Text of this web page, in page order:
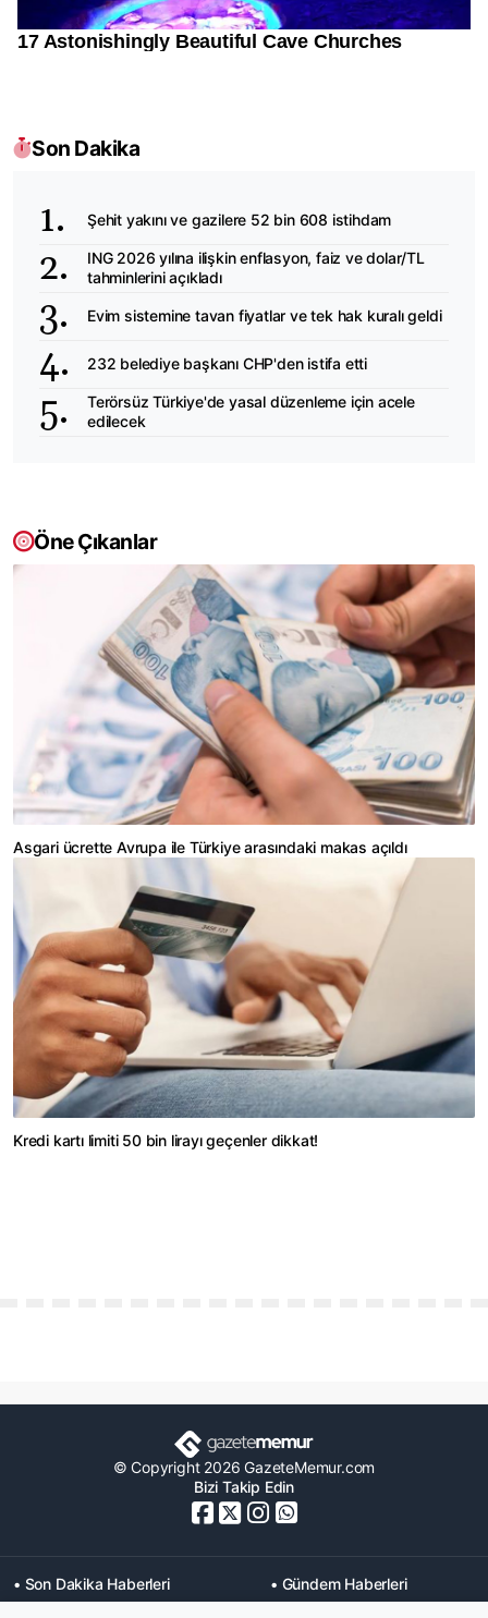
Son Dakika
Şehit yakını ve gazilere 52 bin 608 istihdam
ING 2026 yılına ilişkin enflasyon, faiz ve dolar/TL
tahminlerini açıkladı
Evim sistemine tavan fiyatlar ve tek hak kuralı geldi
232 belediye başkanı CHP'den istifa etti
Terörsüz Türkiye'de yasal düzenleme için acele
edilecek
Öne Çıkanlar
Asgari ücrette Avrupa ile Türkiye arasındaki makas açıldı
Kredi kartı limiti 50 bin lirayı geçenler dikkat!
© Copyright 2026 GazeteMemur.com
Bizi Takip Edin
• Son Dakika Haberleri
• Gündem Haberleri
• Memurlar Haberleri
• KPSS Haberleri